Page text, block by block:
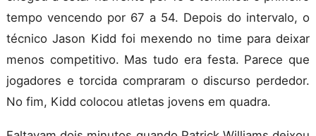
tempo vencendo por 67 a 54. Depois do intervalo, o
técnico Jason Kidd foi mexendo no time para deixar
menos competitivo. Mas tudo era festa. Parece que
jogadores e torcida compraram o discurso perdedor.
No fim, Kidd colocou atletas jovens em quadra.